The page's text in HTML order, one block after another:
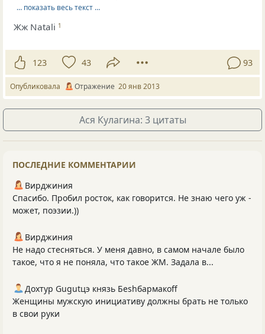
… показать весь текст …
Жж Natali 1
123 43 93
Опубликовала Отражение 20 янв 2013
Ася Кулагина: 3 цитаты
ПОСЛЕДНИЕ КОММЕНТАРИИ
Вирджиния
Спасибо. Пробил росток, как говорится. Не знаю чего уж -
может, поэзии.))
Вирджиния
Не надо стесняться. У меня давно, в самом начале было
такое, что я не поняла, что такое ЖМ. Задала в...
Дохтур Gugutцэ князь Беshбармакоff
Женщины мужскую инициативу должны брать не только
в свои руки